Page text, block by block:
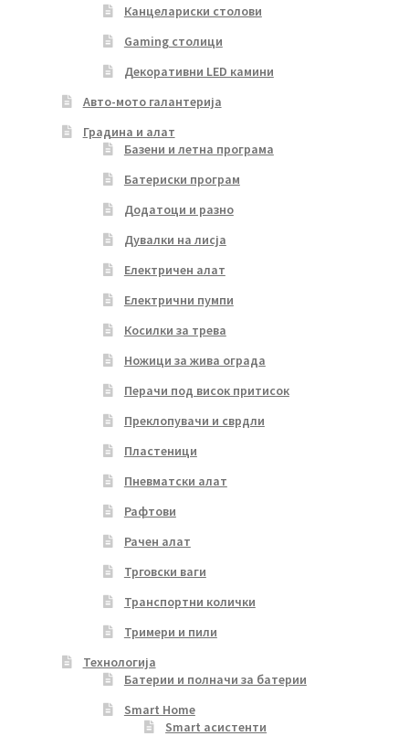
Канцелариски столови
Gaming столици
Декоративни LED камини
Авто-мото галантерија
Градина и алат
Базени и летна програма
Батериски програм
Додатоци и разно
Дувалки на лисја
Електричен алат
Електрични пумпи
Косилки за трева
Ножици за жива ограда
Перачи под висок притисок
Преклопувачи и сврдли
Пластеници
Пневматски алат
Рафтови
Рачен алат
Трговски ваги
Транспортни колички
Тримери и пили
Технологија
Батерии и полначи за батерии
Smart Home
Smart асистенти